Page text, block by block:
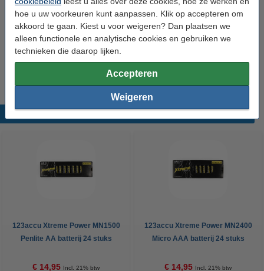
hoe u uw voorkeuren kunt aanpassen. Klik op accepteren om
akkoord te gaan. Kiest u voor weigeren? Dan plaatsen we
alleen functionele en analytische cookies en gebruiken we
technieken die daarop lijken.
Accepteren
Weigeren
Milieulabels en -keurmerken
Dit papier isFSC-gecertificeerd.
Dit papier is gecertificeerd met h EU-Ecolabel
Dit papier isgecertificeerd met hetColorLok-keurmerk.
123accu Xtreme Power MN1500
Penlite AA batterij 24 stuks
€ 14,95 Incl. 21% btw
123accu Xtreme Power MN2400
Micro AAA batterij 24 stuks
€ 14,95 Incl. 21% btw